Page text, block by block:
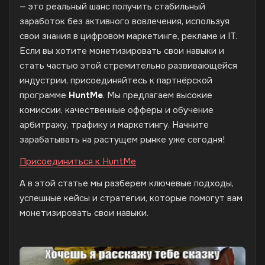
— это реальный шанс получить стабильный
заработок без активного вовлечения, используя
свои знания в цифровом маркетинге, рекламе и IT.
Если вы хотите монетизировать свои навыки и
стать частью этой стремительно развивающейся
индустрии, присоединяйтесь к партнёрской
программе HuntMe. Мы предлагаем высокие
комиссии, качественные офферы и обучение
арбитражу, трафику и маркетингу. Начните
зарабатывать на растущем рынке уже сегодня!
Присоединиться к HuntMe
А в этой статье мы разберем ключевые подходы,
успешные кейсы и стратегии, которые помогут вам
монетизировать свои навыки.